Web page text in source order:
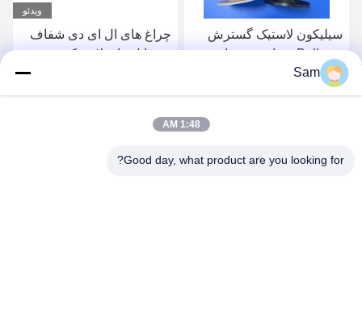
سیلیکون لاستیک گسترش
Bellows سفارشی مواد
و مخروطی Polyconnect
بهترین قیمت رو بدست بیار
ویدئو
چراغ های ال ای دی شفاف
پروفایل های لاستیکی
گرما
بهترین قیمت رو بدست بیار
Sam
1:48 AM
Good day, what product are you looking for?